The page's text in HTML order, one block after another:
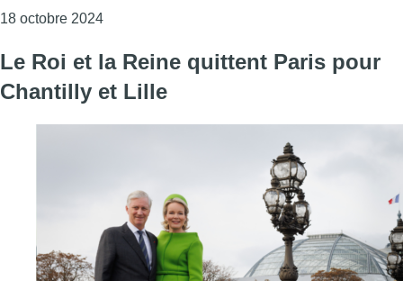
18 octobre 2024Consulter l'article "Une balade sonore dans la
Le Roi et la Reine quittent Paris pour
Chantilly et Lille